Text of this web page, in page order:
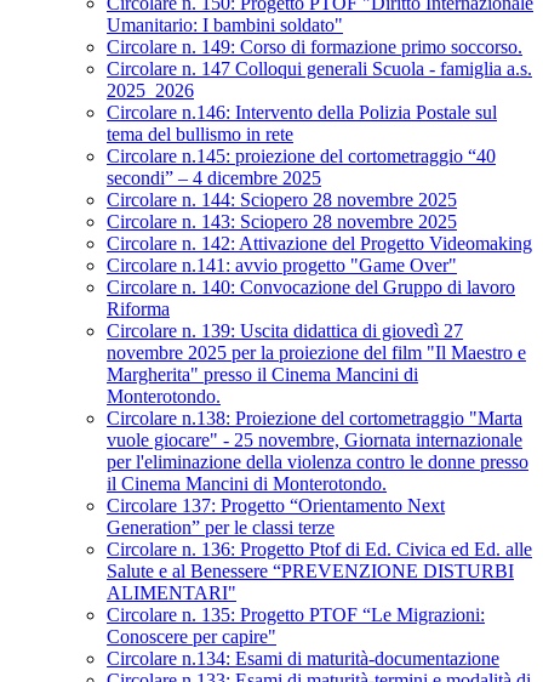
Umanitario: I bambini soldato"
Circolare n. 149: Corso di formazione primo soccorso.
Circolare n. 147 Colloqui generali Scuola - famiglia a.s.
2025_2026
Circolare n.146: Intervento della Polizia Postale sul
tema del bullismo in rete
Circolare n.145: proiezione del cortometraggio “40
secondi” – 4 dicembre 2025
Circolare n. 144: Sciopero 28 novembre 2025
Circolare n. 143: Sciopero 28 novembre 2025
Circolare n. 142: Attivazione del Progetto Videomaking
Circolare n.141: avvio progetto "Game Over"
Circolare n. 140: Convocazione del Gruppo di lavoro
Riforma
Circolare n. 139: Uscita didattica di giovedì 27
novembre 2025 per la proiezione del film "Il Maestro e
Margherita" presso il Cinema Mancini di
Monterotondo.
Circolare n.138: Proiezione del cortometraggio "Marta
vuole giocare" - 25 novembre, Giornata internazionale
per l'eliminazione della violenza contro le donne presso
il Cinema Mancini di Monterotondo.
Circolare 137: Progetto “Orientamento Next
Generation” per le classi terze
Circolare n. 136: Progetto Ptof di Ed. Civica ed Ed. alle
Salute e al Benessere “PREVENZIONE DISTURBI
ALIMENTARI"
Circolare n. 135: Progetto PTOF “Le Migrazioni:
Conoscere per capire"
Circolare n.134: Esami di maturità-documentazione